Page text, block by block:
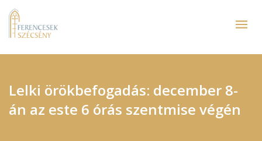
Lelki örökbefogadás: december 8-
án az este 6 órás szentmise végén